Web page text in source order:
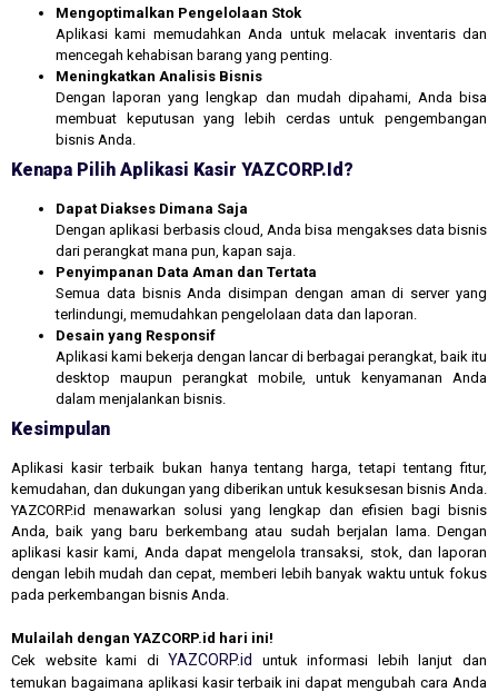
Mengoptimalkan Pengelolaan Stok
Aplikasi kami memudahkan Anda untuk melacak inventaris dan
mencegah kehabisan barang yang penting.
Meningkatkan Analisis Bisnis
Dengan laporan yang lengkap dan mudah dipahami, Anda bisa
membuat keputusan yang lebih cerdas untuk pengembangan
bisnis Anda.
Kenapa Pilih Aplikasi Kasir YAZCORP.id?
Dapat Diakses Dimana Saja
Dengan aplikasi berbasis cloud, Anda bisa mengakses data bisnis
dari perangkat mana pun, kapan saja.
Penyimpanan Data Aman dan Tertata
Semua data bisnis Anda disimpan dengan aman di server yang
terlindungi, memudahkan pengelolaan data dan laporan.
Desain yang Responsif
Aplikasi kami bekerja dengan lancar di berbagai perangkat, baik itu
desktop maupun perangkat mobile, untuk kenyamanan Anda
dalam menjalankan bisnis.
Kesimpulan
Aplikasi kasir terbaik bukan hanya tentang harga, tetapi tentang fitur,
kemudahan, dan dukungan yang diberikan untuk kesuksesan bisnis Anda.
YAZCORP.id menawarkan solusi yang lengkap dan efisien bagi bisnis
Anda, baik yang baru berkembang atau sudah berjalan lama. Dengan
aplikasi kasir kami, Anda dapat mengelola transaksi, stok, dan laporan
dengan lebih mudah dan cepat, memberi lebih banyak waktu untuk fokus
pada perkembangan bisnis Anda.
Mulailah dengan YAZCORP.id hari ini!
Cek website kami di YAZCORP.id
untuk informasi lebih lanjut dan
temukan bagaimana aplikasi kasir terbaik ini dapat mengubah cara Anda